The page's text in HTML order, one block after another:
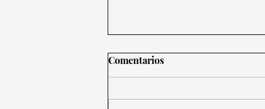
Comentarios